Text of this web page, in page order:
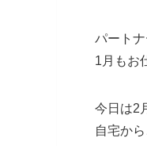
パートナ
1月もお
今日は2
自宅か